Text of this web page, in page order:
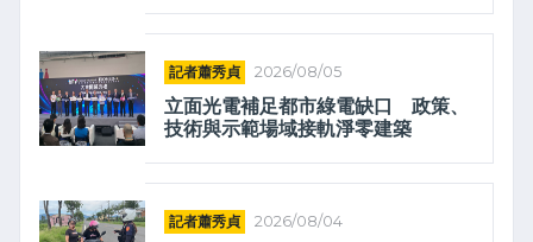
記者蕭秀貞 2026/08/05
立面光電補足都市綠電缺口 政策、
技術與示範場域接軌淨零建築
記者蕭秀貞 2026/08/04